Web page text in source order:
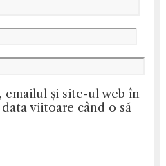
emailul și site-ul web în
viitoare când o să